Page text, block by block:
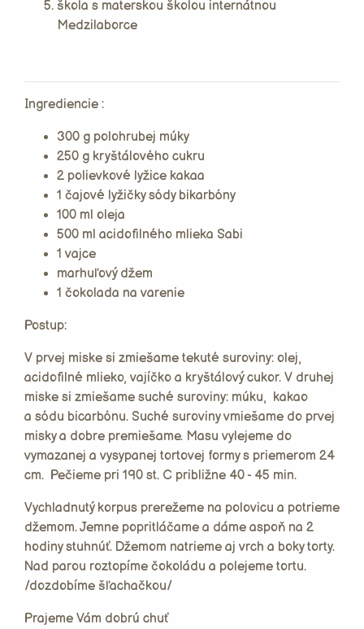
Ingrediencie :
300 g polohrubej múky
250 g kryštálového cukru
2 polievkové lyžice kakaa
1 čajové lyžičky sódy bikarbóny
100 ml oleja
500 ml acidofilného mlieka Sabi
1 vajce
marhuľový džem
1 čokolada na varenie
Postup:
V prvej miske si zmiešame tekuté suroviny: olej,
acidofilné mlieko, vajíčko a kryštálový cukor. V druhej
miske si zmiešame suché suroviny: múku, kakao
a sódu bicarbónu. Suché suroviny vmiešame do prvej
misky a dobre premiešame. Masu vylejeme do
vymazanej a vysypanej tortovej formy s priemerom 24
cm. Pečieme pri 190 st. C približne 40 - 45 min.
Vychladnutý korpus prerežeme na polovicu a potrieme
džemom. Jemne popritláčame a dáme aspoň na 2
hodiny stuhnúť. Džemom natrieme aj vrch a boky torty.
Nad parou roztopíme čokoládu a polejeme tortu.
/dozdobíme šľachačkou/
Prajeme Vám dobrú chuť